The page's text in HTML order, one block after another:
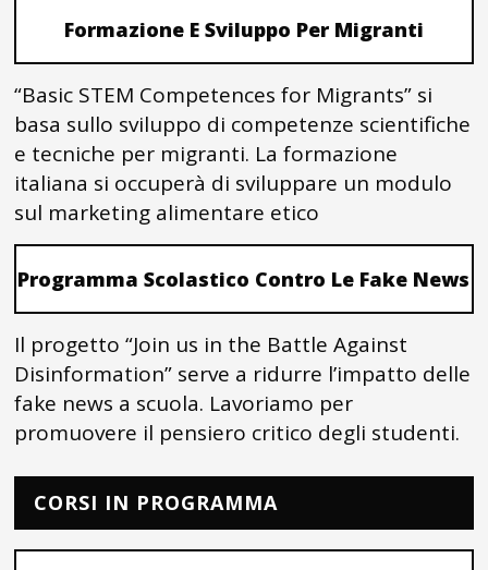
Formazione E Sviluppo Per Migranti
“Basic STEM Competences for Migrants” si
basa sullo sviluppo di competenze scientifiche
e tecniche per migranti. La formazione
italiana si occuperà di sviluppare un modulo
sul marketing alimentare etico
Programma Scolastico Contro Le Fake News
Il progetto “Join us in the Battle Against
Disinformation” serve a ridurre l’impatto delle
fake news a scuola. Lavoriamo per
promuovere il pensiero critico degli studenti.
CORSI IN PROGRAMMA